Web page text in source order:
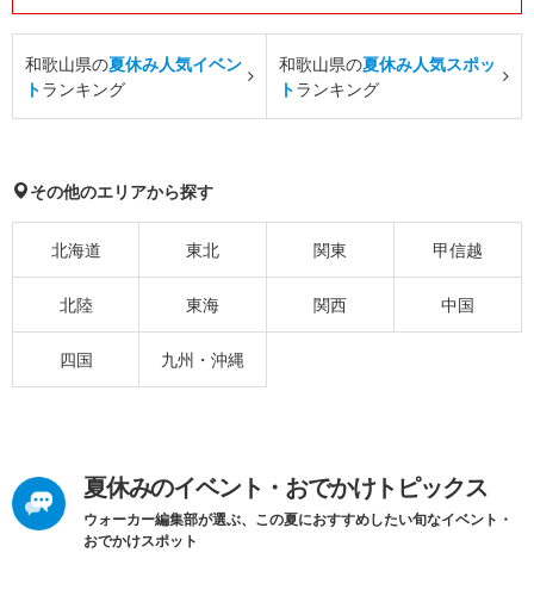
和歌山県の夏休み人気イベン
トランキング
和歌山県の夏休み人気スポッ
トランキング
その他のエリアから探す
北海道 東北 関東 甲信越
北陸 東海 関西 中国
四国 九州・沖縄
夏休みのイベント・おでかけトピックス
ウォーカー編集部が選ぶ、この夏におすすめしたい旬なイベント・
おでかけスポット